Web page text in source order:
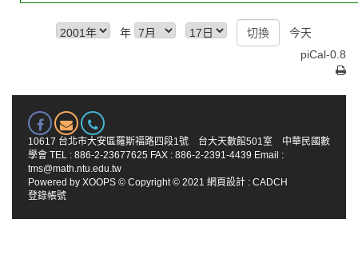
年
今天
piCal-0.8
10617 台北市大安區羅斯福路四段1號 台大天數館501室 中華民國數
學會 TEL : 886-2-23677625 FAX : 886-2-2391-4439 Email :
tms@math.ntu.edu.tw
Powered by XOOPS © Copyright © 2021 網頁設計 : CADCH
登錄帳號